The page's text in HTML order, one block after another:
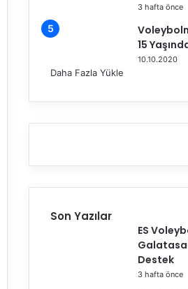
3 hafta önce
15
10.10.2020
Daha Fazla Yükle
Son Yazılar
ES
Destek
3 hafta önce